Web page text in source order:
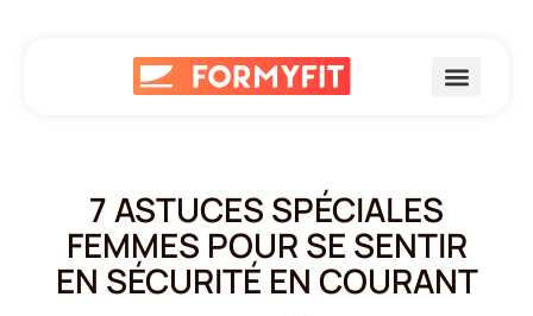
7 ASTUCES SPÉCIALES
FEMMES POUR SE SENTIR
EN SÉCURITÉ EN COURANT